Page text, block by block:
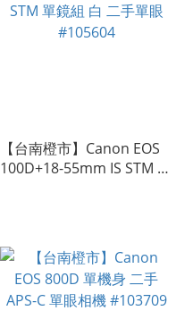
【台南橙市】Canon EOS
100D+18-55mm IS STM 單